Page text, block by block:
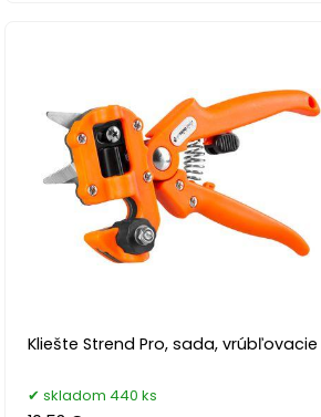
Kliešte Strend Pro, sada, vrúbľovacie
skladom 440 ks